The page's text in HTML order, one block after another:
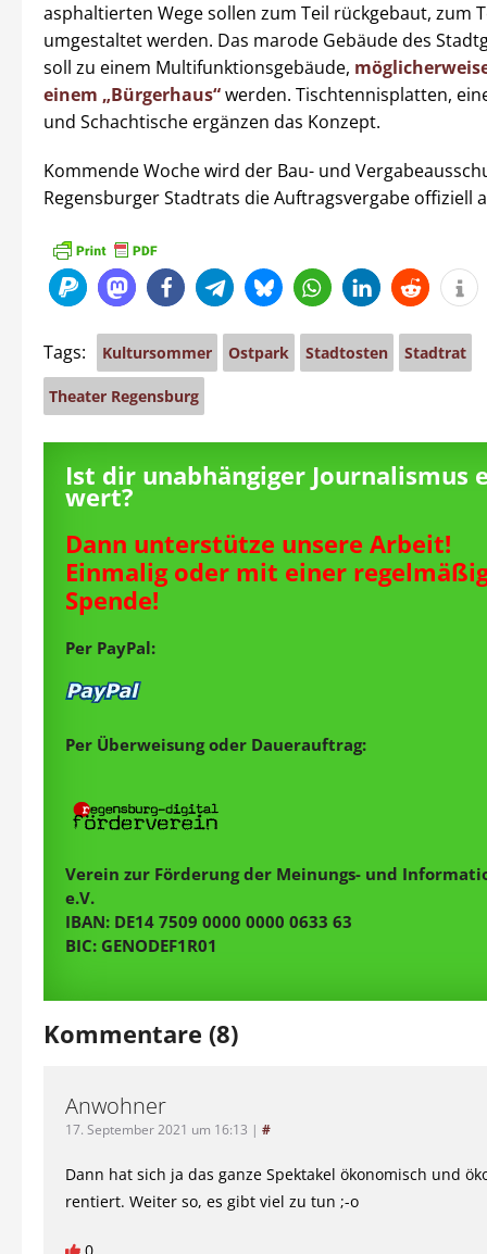
asphaltierten Wege sollen zum Teil rückgebaut, zum
umgestaltet werden. Das marode Gebäude des
soll zu einem Multifunktionsgebäude,
einem „Bürgerhaus“werden. Tischtennisplatten,
und Schachtische ergänzen das Konzept.
Kommende Woche wird der Bau- und
Regensburger Stadtrats die Auftragsvergabe offiziell
Tags: Kultursommer Ostpark Stadtosten Stadtrat
Theater Regensburg
Ist dir unabhängiger Journalismus
wert?
Dann unterstütze unsere Arbeit!
Einmalig oder mit einer
Spende!
Per PayPal:
Per Überweisung oder Dauerauftrag:
Verein zur Förderung der Meinungs- und
e.V.
IBAN: DE14 7509 0000 0000 0633 63
BIC: GENODEF1R01
Kommentare (8)
Anwohner
17. September 2021 um 16:13 | #
Dann hat sich ja das ganze Spektakel ökonomisch und
rentiert. Weiter so, es gibt viel zu tun ;-o
0